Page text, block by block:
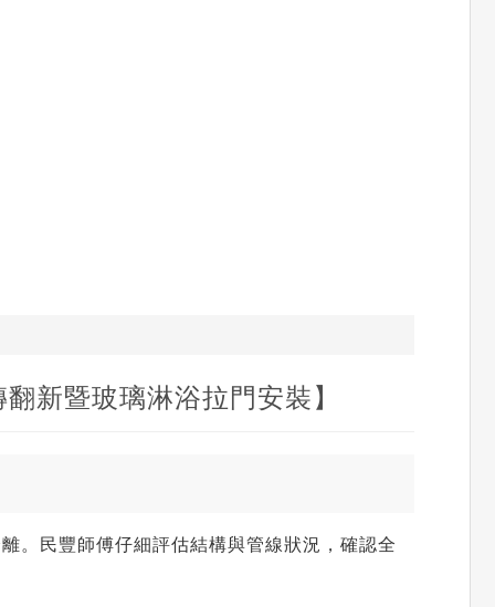
新暨玻璃淋浴拉門安裝】
。民豐師傅仔細評估結構與管線狀況，確認全